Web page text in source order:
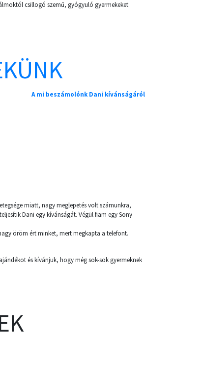
csillogó szemű, gyógyuló gyermekeket
A mi beszámolónk Dani kívánságáról
miatt, nagy meglepetés volt számunkra,
Dani egy kívánságát. Végül fiam egy Sony
öröm ért minket, mert megkapta a telefont.
és kívánjuk, hogy még sok-sok gyermeknek